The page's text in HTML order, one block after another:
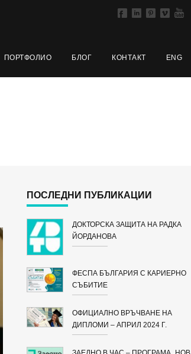
ПОРТФОЛИО БЛОГ КОНТАКТ ENG
ПОСЛЕДНИ ПУБЛИКАЦИИ
ДОКТОРСКА ЗАЩИТА НА РАДКА
ЙОРДАНОВА
ФЕСПА БЪЛГАРИЯ С КАРИЕРНО
СЪБИТИЕ
ОФИЦИАЛНО ВРЪЧВАНЕ НА
ДИПЛОМИ – АПРИЛ 2024 Г.